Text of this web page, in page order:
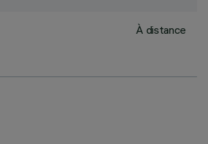
À distance